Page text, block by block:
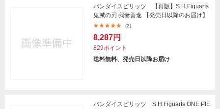
バンダイスピリッツ 【再販】S.H.Figuarts
鬼滅の刃 我妻善逸 【発売日以降のお届け】
(2)
8,287円
829ポイント
送料無料、発売日以降お届け
バンダイスピリッツ S.H.Figuarts ONE PIE